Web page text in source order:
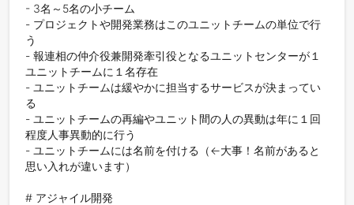
- 3名～5名の小チーム
- プロジェクトや開発業務はこのユニットチームの単位で行
う
- 報連相の仲介役兼開発牽引役となるユニットセンターが１
ユニットチームに１名存在
- ユニットチームは緩やかに担当するサービスが決まってい
る
- ユニットチームの再編やユニット間の人の異動は年に１回
程度人事異動的に行う
- ユニットチームには名前を付ける（←大事！名前があると
思い入れが違います）
# アジャイル開発